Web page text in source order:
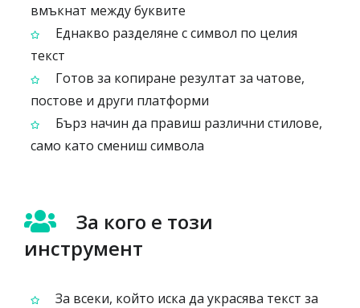
вмъкнат между буквите
Еднакво разделяне с символ по целия
текст
Готов за копиране резултат за чатове,
постове и други платформи
Бърз начин да правиш различни стилове,
само като смениш символа
За кого е този
инструмент
За всеки, който иска да украсява текст за